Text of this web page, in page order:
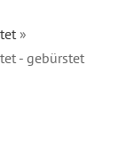
»
- gebürstet